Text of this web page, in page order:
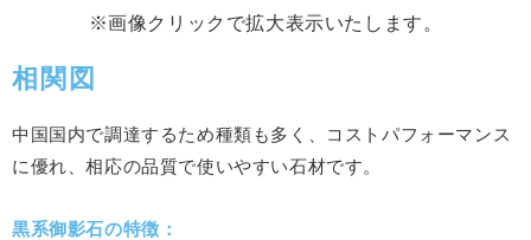
※画像クリックで拡大表示いたします。
相関図
中国国内で調達するため種類も多く、コストパフォーマンス
に優れ、相応の品質で使いやすい石材です。
黒系御影石の特徴：